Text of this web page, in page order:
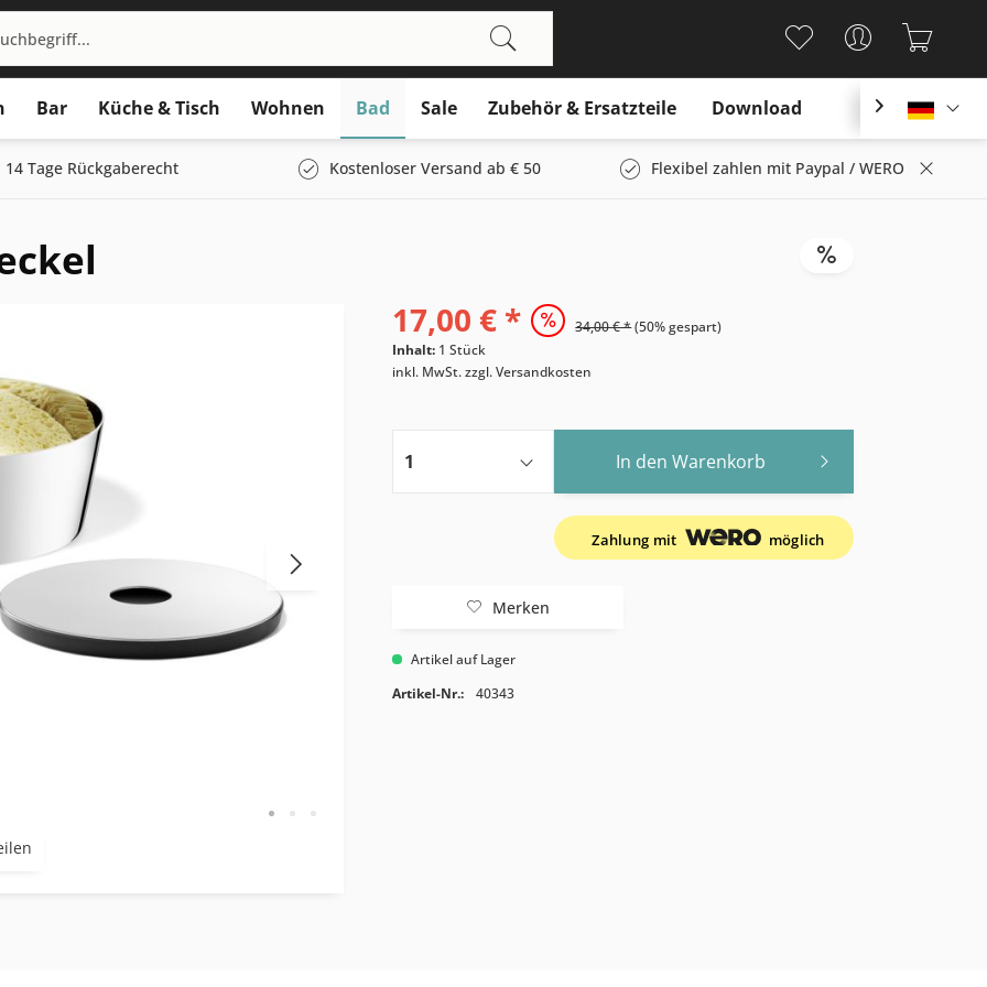
Bar Küche & Tisch Wohnen Bad Sale Zubehör & Ersatzteile Download 
14 Tage Rückgaberecht Kostenloser Versand ab € 50 Flexibel zahlen mit Paypal / WERO
17,00 € * 34,00 € *(50% gespart)
Inhalt: 1 Stück
inkl. MwSt.zzgl. Versandkosten
In den Warenkorb
Zahlung mit möglich
Merken
Artikel auf Lager
Artikel-Nr.:
40343